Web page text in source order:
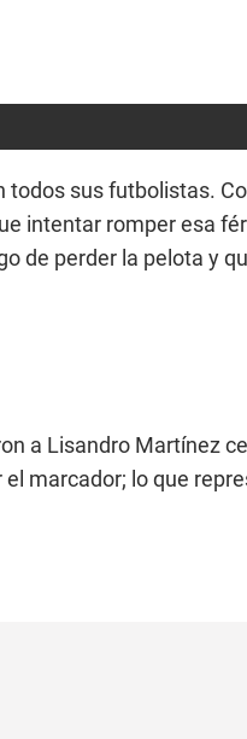
todos sus futbolistas.
intentar romper esa
de perder la pelota y
a Lisandro Martínez
marcador; lo que